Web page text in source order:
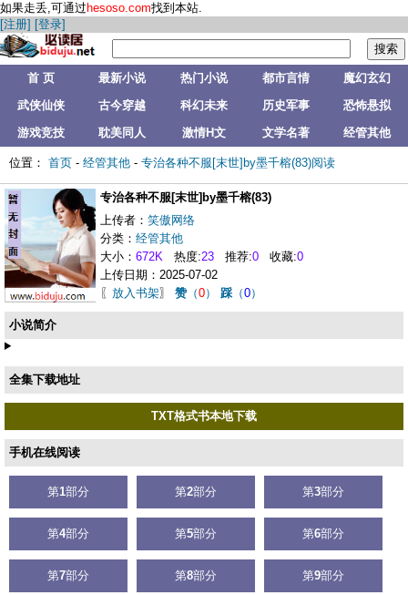
如果走丢,可通过hesoso.com找到本站.
[注册] [登录]
首 页 最新小说 热门小说 都市言情
魔幻玄幻
武侠仙侠
古今穿越 科幻未来 历史军事
恐怖悬拟
游戏竞技
耽美同人 激情H文 文学名著 经管其他
位置： 首页 - 经管其他 - 专治各种不服[末世]by墨千榕(83)阅读
专治各种不服[末世]by墨千榕(83)
上传者： 笑傲网络
分类： 经管其他
大小： 672K 热度:23 推荐:0 收藏:0
上传日期：2025-07-02
〖 放入书架〗 赞 （0） 踩（0）
小说简介
全集下载地址
TXT格式书本地下载
手机在线阅读
第1部分 第2部分 第3部分
第4部分 第5部分 第6部分
第7部分 第8部分 第9部分